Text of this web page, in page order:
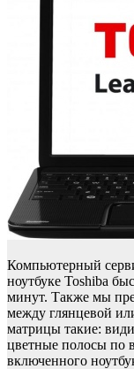
Компьютерный
ноутбуке Toshiba
минут. Также мы
между глянцевой
матрицы такие:
цветные полосы по
включенного